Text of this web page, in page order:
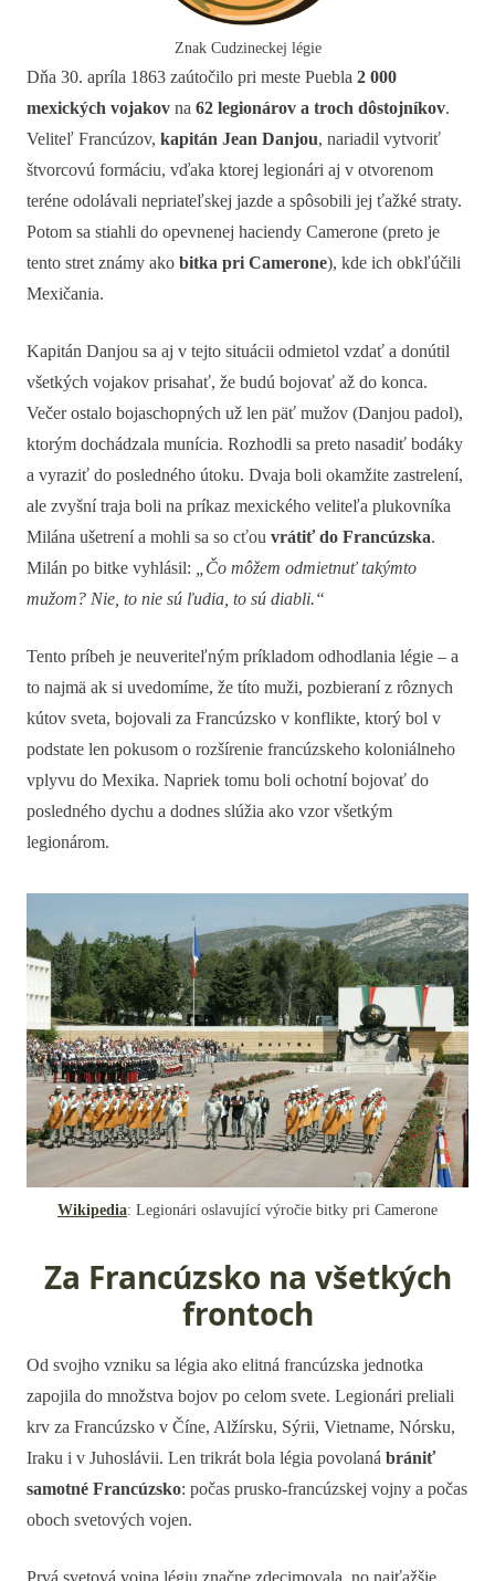
Znak Cudzineckej légie
Dňa 30. apríla 1863 zaútočilo pri meste Puebla 2 000
mexických vojakov na 62 legionárov a troch dôstojníkov.
Veliteľ Francúzov, kapitán Jean Danjou, nariadil vytvoriť
štvorcovú formáciu, vďaka ktorej legionári aj v otvorenom
teréne odolávali nepriateľskej jazde a spôsobili jej ťažké straty.
Potom sa stiahli do opevnenej haciendy Camerone (preto je
tento stret známy ako bitka pri Camerone), kde ich obkľúčili
Mexičania.
Kapitán Danjou sa aj v tejto situácii odmietol vzdať a donútil
všetkých vojakov prisahať, že budú bojovať až do konca.
Večer ostalo bojaschopných už len päť mužov (Danjou padol),
ktorým dochádzala munícia. Rozhodli sa preto nasadiť bodáky
a vyraziť do posledného útoku. Dvaja boli okamžite zastrelení,
ale zvyšní traja boli na príkaz mexického veliteľa plukovníka
Milána ušetrení a mohli sa so cťou vrátiť do Francúzska.
Milán po bitke vyhlásil:
„Čo môžem odmietnuť takýmto
mužom? Nie, to nie sú ľudia, to sú diabli.“
Tento príbeh je neuveriteľným príkladom odhodlania légie – a
to najmä ak si uvedomíme, že títo muži, pozbieraní z rôznych
kútov sveta, bojovali za Francúzsko v konflikte, ktorý bol v
podstate len pokusom o rozšírenie francúzskeho koloniálneho
vplyvu do Mexika. Napriek tomu boli ochotní bojovať do
posledného dychu a dodnes slúžia ako vzor všetkým
legionárom.
Wikipedia: Legionári oslavující výročie bitky pri Camerone
Za Francúzsko na všetkých
frontoch
Od svojho vzniku sa légia ako elitná francúzska jednotka
zapojila do množstva bojov po celom svete. Legionári preliali
krv za Francúzsko v Číne, Alžírsku, Sýrii, Vietname, Nórsku,
Iraku i v Juhoslávii. Len trikrát bola légia povolaná brániť
samotné Francúzsko: počas prusko-francúzskej vojny a počas
oboch svetových vojen.